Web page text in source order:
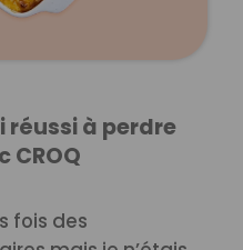
à perdre
CROQ
fois des